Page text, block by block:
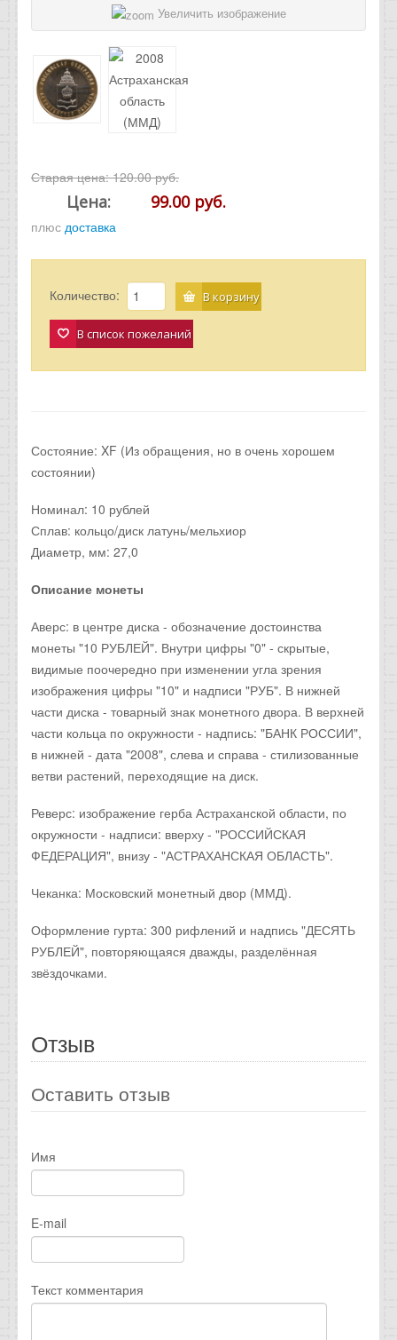
Увеличить изображение
Старая цена:120.00 руб.
Цена: 99.00 руб.
плюс доставка
Количество: В корзину
В список пожеланий
Состояние: XF (Из обращения, но в очень хорошем
состоянии)
Номинал: 10 рублей
Сплав: кольцо/диск латунь/мельхиор
Диаметр, мм: 27,0
Описание монеты
Аверс: в центре диска - обозначение достоинства
монеты "10 РУБЛЕЙ". Внутри цифры "0" - скрытые,
видимые поочередно при изменении угла зрения
изображения цифры "10" и надписи "РУБ". В нижней
части диска - товарный знак монетного двора. В верхней
части кольца по окружности - надпись: "БАНК РОССИИ",
в нижней - дата "2008", слева и справа - стилизованные
ветви растений, переходящие на диск.
Реверс: изображение герба Астраханской области, по
окружности - надписи: вверху - "РОССИЙСКАЯ
ФЕДЕРАЦИЯ", внизу - "АСТРАХАНСКАЯ ОБЛАСТЬ".
Чеканка: Московский монетный двор (ММД).
Оформление гурта: 300 рифлений и надпись "ДЕСЯТЬ
РУБЛЕЙ", повторяющаяся дважды, разделённая
звёздочками.
Отзыв
Оставить отзыв
Имя
E-mail
Текст комментария